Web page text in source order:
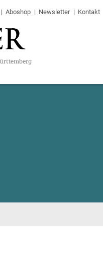
Aboshop Newsletter Kontakt